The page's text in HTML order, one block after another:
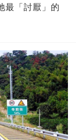
最「討厭」的